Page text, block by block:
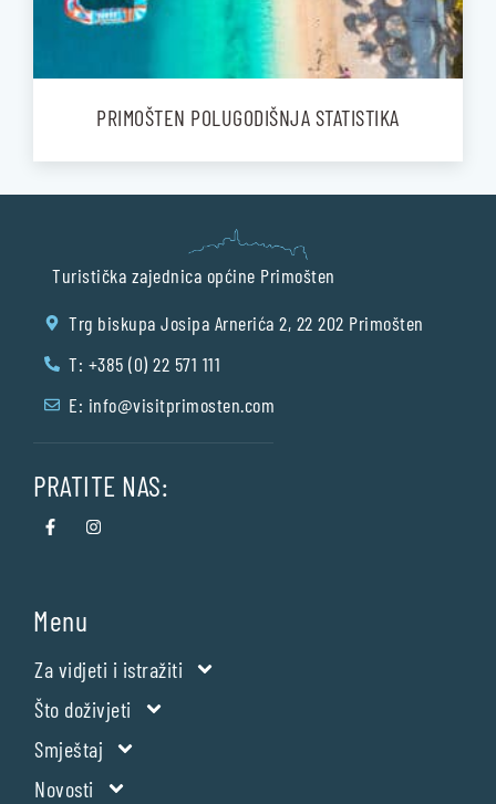
PRIMOŠTEN POLUGODIŠNJA STATISTIKA
Turistička zajednica općine Primošten
Trg biskupa Josipa Arnerića 2, 22 202 Primošten
T: +385 (0) 22 571 111
E: info@visitprimosten.com
PRATITE NAS:
Menu
Za vidjeti i istražiti
Što doživjeti
Smještaj
Novosti